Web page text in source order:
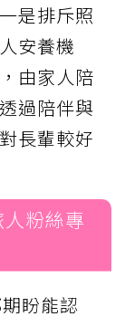
是排斥照
安養機
由家人陪
過陪伴與
長輩較好
粉絲專
盼能認